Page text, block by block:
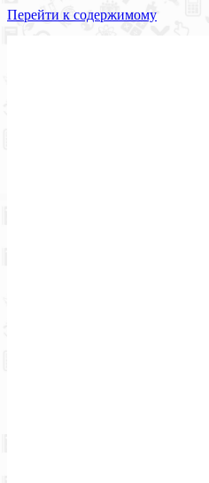
Перейти к содержимому